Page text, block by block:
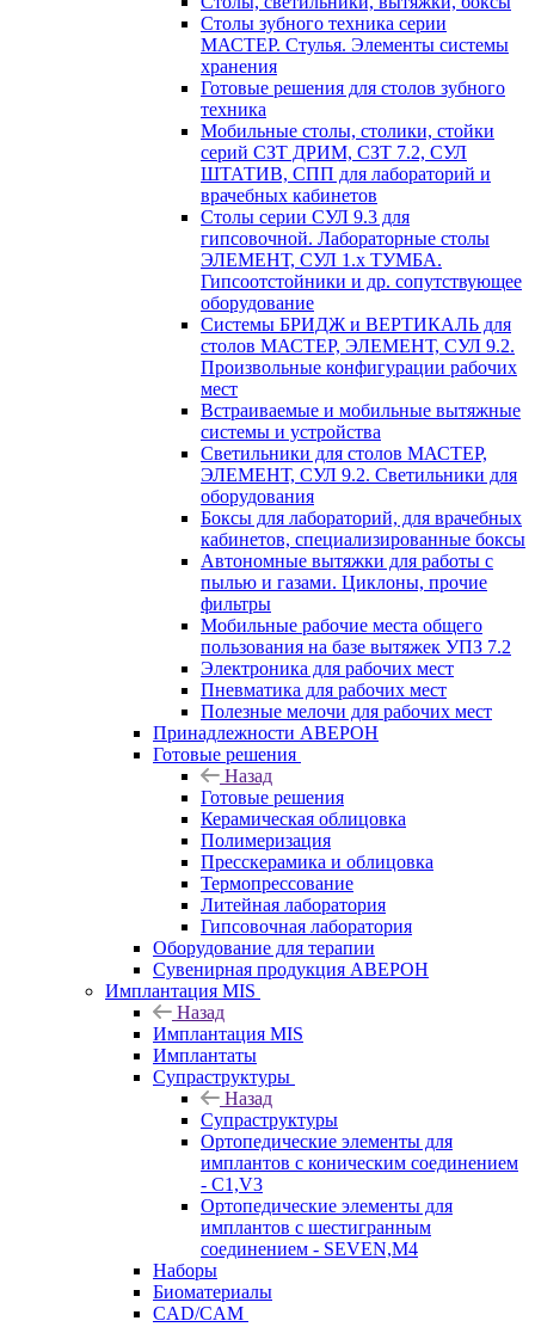
Столы зубного техника серии
МАСТЕР. Стулья. Элементы системы
хранения
Готовые решения для столов зубного
техника
Мобильные столы, столики, стойки
серий СЗТ ДРИМ, СЗТ 7.2, СУЛ
ШТАТИВ, СПП для лабораторий и
врачебных кабинетов
Столы серии СУЛ 9.3 для
гипсовочной. Лабораторные столы
ЭЛЕМЕНТ, СУЛ 1.х ТУМБА.
Гипсоотстойники и др. сопутствующее
оборудование
Системы БРИДЖ и ВЕРТИКАЛЬ для
столов МАСТЕР, ЭЛЕМЕНТ, СУЛ 9.2.
Произвольные конфигурации рабочих
мест
Встраиваемые и мобильные вытяжные
системы и устройства
Светильники для столов МАСТЕР,
ЭЛЕМЕНТ, СУЛ 9.2. Светильники для
оборудования
Боксы для лабораторий, для врачебных
кабинетов, специализированные боксы
Автономные вытяжки для работы с
пылью и газами. Циклоны, прочие
фильтры
Мобильные рабочие места общего
пользования на базе вытяжек УПЗ 7.2
Электроника для рабочих мест
Пневматика для рабочих мест
Полезные мелочи для рабочих мест
Принадлежности АВЕРОН
Готовые решения
Назад
Готовые решения
Керамическая облицовка
Полимеризация
Пресскерамика и облицовка
Термопрессование
Литейная лаборатория
Гипсовочная лаборатория
Оборудование для терапии
Сувенирная продукция АВЕРОН
Имплантация MIS
Назад
Имплантация MIS
Имплантаты
Супраструктуры
Назад
Супраструктуры
Ортопедические элементы для
имплантов с коническим соединением
- C1,V3
Ортопедические элементы для
имплантов с шестигранным
соединением - SEVEN,M4
Наборы
Биоматериалы
CAD/CAM